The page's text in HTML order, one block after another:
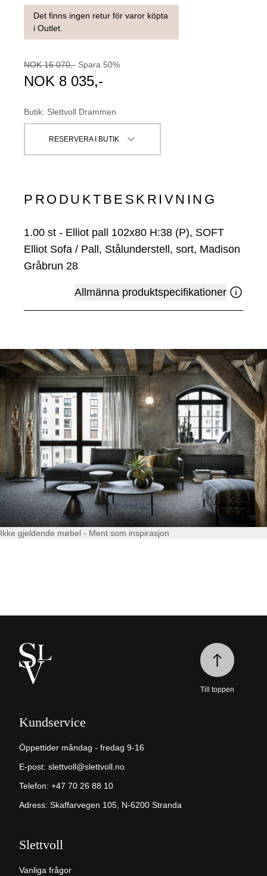
Det finns ingen retur för varor köpta
i Outlet.
NOK 16 070,- Spara 50%
NOK 8 035,-
Butik: Slettvoll Drammen
RESERVERA I BUTIK
PRODUKTBESKRIVNING
1.00 st - Elliot pall 102x80 H:38 (P), SOFT
Elliot Sofa / Pall, Stålunderstell, sort, Madison
Gråbrun 28
Allmänna produktspecifikationer
Ikke gjeldende møbel - Ment som inspirasjon
Kundservice
Öppettider måndag - fredag 9-16
E-post: slettvoll@slettvoll.no
Telefon: +47 70 26 88 10
Adress: Skaffarvegen 105, N-6200 Stranda
Slettvoll
Vanliga frågor
Till toppen